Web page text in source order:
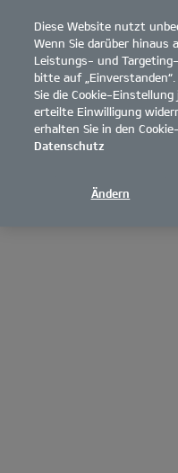
open
menu
Diese Website nutzt
Wenn Sie darüber hinaus
Leistungs- und
bitte auf
Sie die Cookie-
erteilte Einwilligung
erhalten Sie in den
Datenschutz
Ändern